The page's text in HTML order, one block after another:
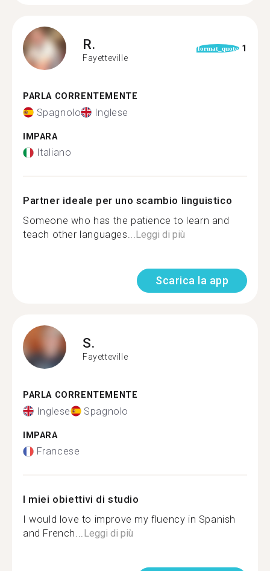
R.
Fayetteville
format_quote 1
PARLA CORRENTEMENTE
Spagnolo Inglese
IMPARA
Italiano
Partner ideale per uno scambio linguistico
Someone who has the patience to learn and
teach other languages...Leggi di più
Scarica la app
S.
Fayetteville
PARLA CORRENTEMENTE
Inglese Spagnolo
IMPARA
Francese
I miei obiettivi di studio
I would love to improve my fluency in Spanish
and French...Leggi di più